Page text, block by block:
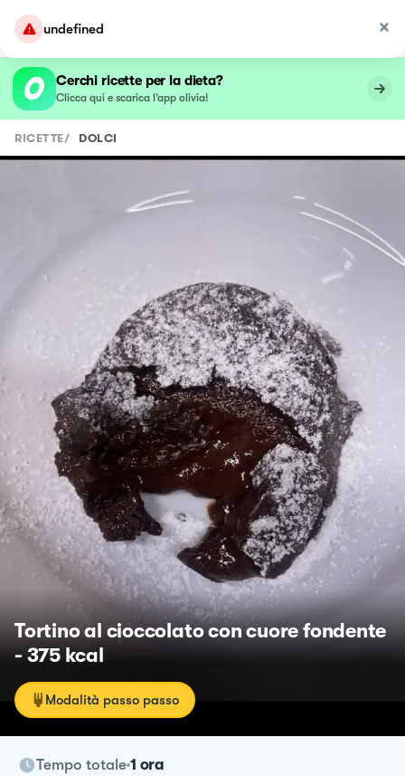
undefined
Cerchi ricette per la dieta?
Clicca qui e scarica l’app olivia!
RICETTE/ DOLCI
Tortino al cioccolato con cuore fondente
- 375 kcal
Modalità passo passo
Tempo totale 1 ora